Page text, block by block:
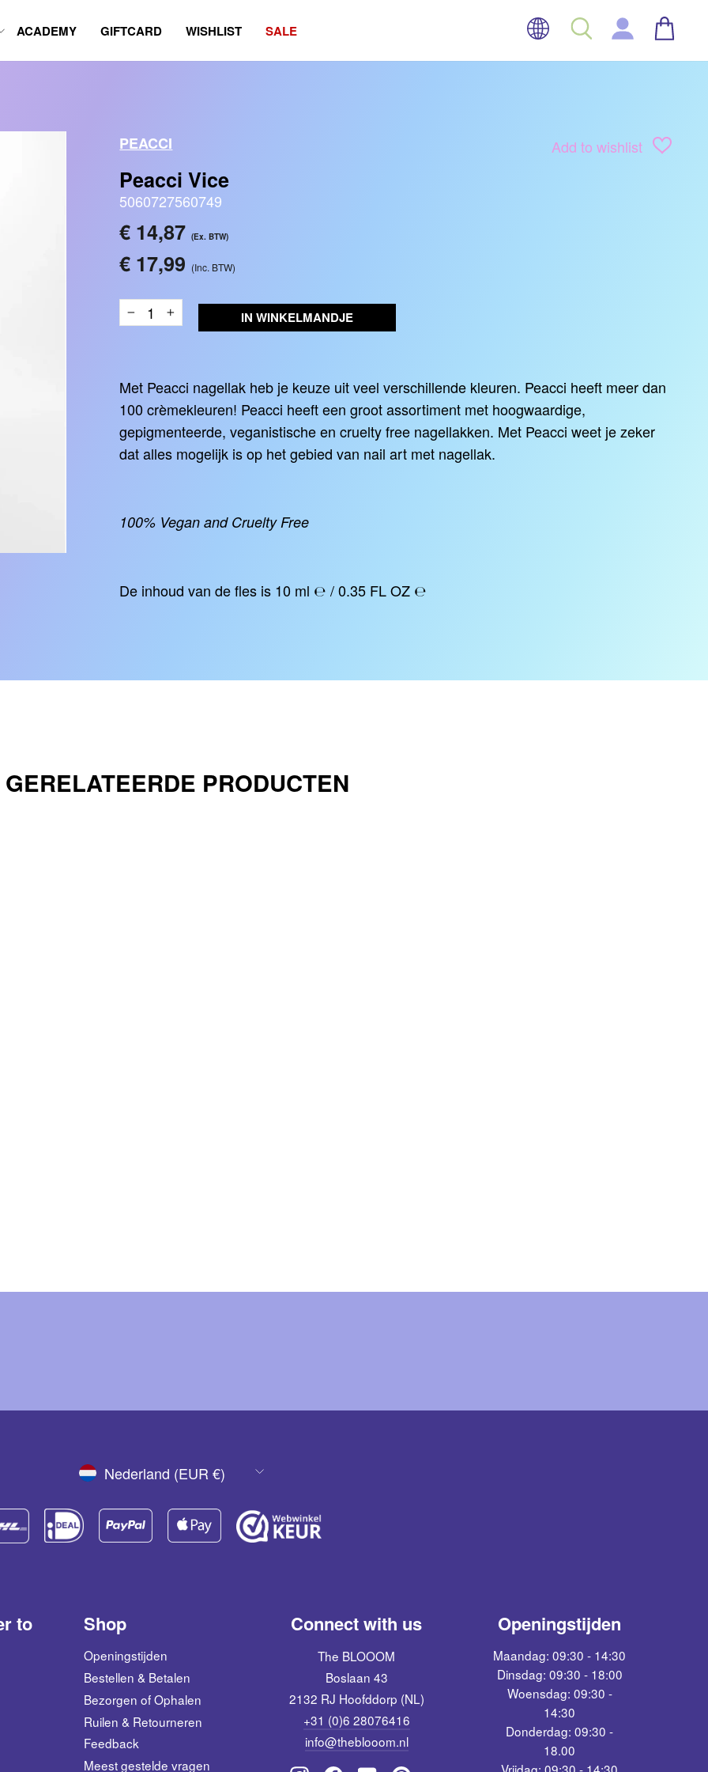
ACADEMY GIFTCARD WISHLIST SALE TAAL ZOEK INLOGGEN
Add to wishlist
PEACCI
Peacci Vice
5060727560749
Reguliere
€ 14,87(Ex. BTW)
€ 17,99 (Inc. BTW)
− + IN WINKELMANDJE
Met Peacci nagellak heb je keuze uit veel verschillende kleuren. Peacci heeft meer dan
100 crèmekleuren! Peacci heeft een groot assortiment met hoogwaardige,
gepigmenteerde, veganistische en cruelty free nagellakken. Met Peacci weet je zeker
dat alles mogelijk is op het gebied van nail art met nagellak.
100% Vegan and Cruelty Free
De inhoud van de fles is 10 ml ℮ / 0.35 FL OZ ℮
GERELATEERDE PRODUCTEN
VALUTANederland (EUR €)
to Shop
Openingstijden
Bestellen & Betalen
Bezorgen of Ophalen
Ruilen & Retourneren
Feedback
Meest gestelde vragen
Connect with us
The BLOOOM
Boslaan 43
2132 RJ Hoofddorp (NL)
+31 (0)6 28076416
info@theblooom.nl
Openingstijden
Maandag: 09:30 - 14:30
Dinsdag: 09:30 - 18:00
Woensdag: 09:30 -
14:30
Donderdag: 09:30 -
18.00